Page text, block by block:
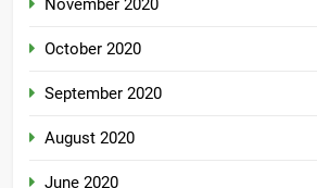
November 2020
October 2020
September 2020
August 2020
June 2020